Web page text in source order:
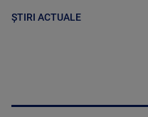
ȘTIRI ACTUALE